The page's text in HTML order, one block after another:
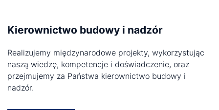
Kierownictwo budowy i nadzór
Realizujemy międzynarodowe projekty, wykorzystując
naszą wiedzę, kompetencje i doświadczenie, oraz
przejmujemy za Państwa kierownictwo budowy i
nadzór.